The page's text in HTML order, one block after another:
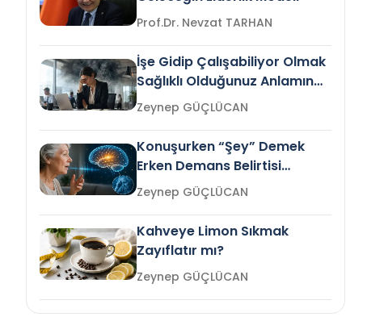
Prof.Dr. Nevzat TARHAN
İşe Gidip Çalışabiliyor Olmak
Sağlıklı Olduğunuz Anlamına
Gelir mi?Zeynep GÜÇLÜCAN
Konuşurken “Şey” Demek
Erken Demans Belirtisi
Olabilir mi?Zeynep GÜÇLÜCAN
Kahveye Limon Sıkmak
Zayıflatır mı?
Zeynep GÜÇLÜCAN